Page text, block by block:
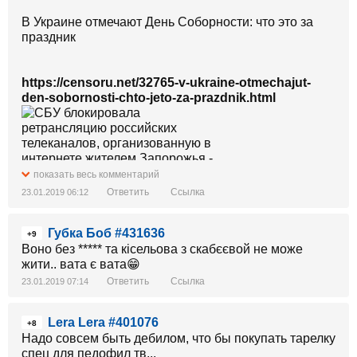
В Украине отмечают День Соборности: что это за
праздник
https://censoru.net/32765-v-ukraine-otmechajut-
den-sobornosti-chto-jeto-za-prazdnik.html
провозглашения Акта воссоединения
Украинской народной республики и Западно-
Украинской Народной республики 1919 года.
В январе 1918 года была создана Украинская
Народная Республика(УНР), а на тех территориях,
показать весь комментарий
23.01.2019 06:12 Ответить Ссылка
+9
Губка Боб #431636
Воно без ***** та кісельова з скабєєвой не може
жити.. вата є вата😁
23.01.2019 07:14 Ответить Ссылка
+8
Lera Lera #401076
Надо совсем быть дебилом, что бы покупать тарелку
спец для педофил тв...